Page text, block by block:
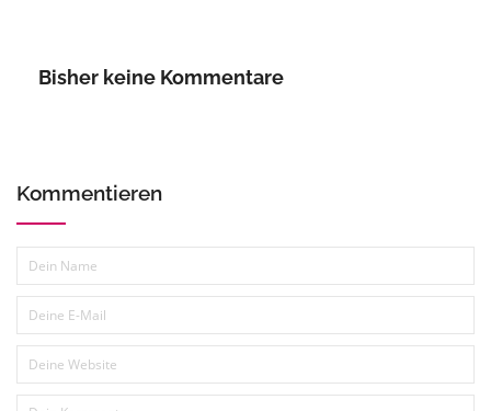
Bisher keine Kommentare
Kommentieren